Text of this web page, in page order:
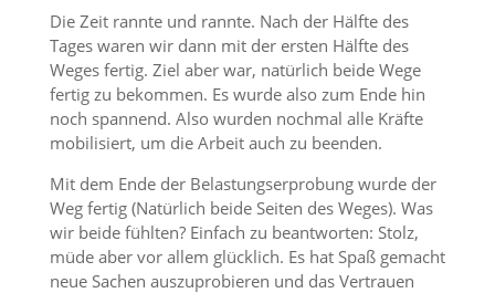
Die Zeit rannte und rannte. Nach der Hälfte des
Tages waren wir dann mit der ersten Hälfte des
Weges fertig. Ziel aber war, natürlich beide Wege
fertig zu bekommen. Es wurde also zum Ende hin
noch spannend. Also wurden nochmal alle Kräfte
mobilisiert, um die Arbeit auch zu beenden.
Mit dem Ende der Belastungserprobung wurde der
Weg fertig (Natürlich beide Seiten des Weges). Was
wir beide fühlten? Einfach zu beantworten: Stolz,
müde aber vor allem glücklich. Es hat Spaß gemacht
neue Sachen auszuprobieren und das Vertrauen